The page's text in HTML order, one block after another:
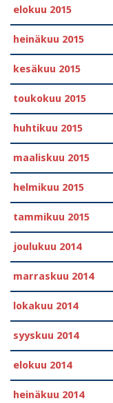
elokuu 2015
heinäkuu 2015
kesäkuu 2015
toukokuu 2015
huhtikuu 2015
maaliskuu 2015
helmikuu 2015
tammikuu 2015
joulukuu 2014
marraskuu 2014
lokakuu 2014
syyskuu 2014
elokuu 2014
heinäkuu 2014